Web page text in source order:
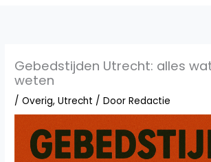
Gebedstijden Utrecht: alles
weten
/Overig,Utrecht / DoorRedactie